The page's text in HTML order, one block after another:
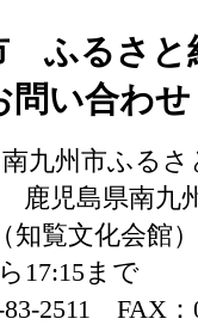
ふるさと
問い合わせ
九州市ふるさ
鹿児島県南九
知覧文化会館）
17:15まで
2511 FAX：